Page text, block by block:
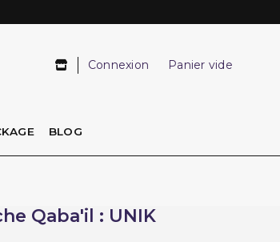
Connexion Panier vide
BLOG
Qaba'il : UNIK